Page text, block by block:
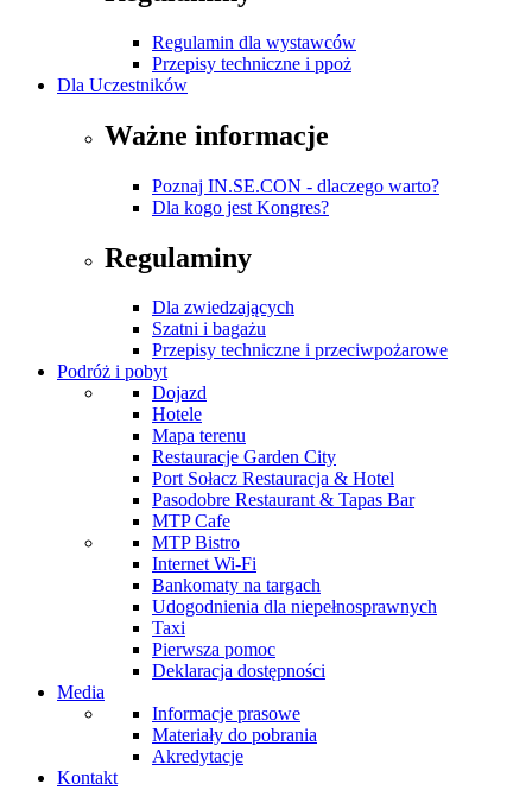
Regulamin dla wystawców
Przepisy techniczne i ppoż
Dla Uczestników
Ważne informacje
Poznaj IN.SE.CON - dlaczego warto?
Dla kogo jest Kongres?
Regulaminy
Dla zwiedzających
Szatni i bagażu
Przepisy techniczne i przeciwpożarowe
Podróż i pobyt
Dojazd
Hotele
Mapa terenu
Restauracje Garden City
Port Sołacz Restauracja & Hotel
Pasodobre Restaurant & Tapas Bar
MTP Cafe
MTP Bistro
Internet Wi-Fi
Bankomaty na targach
Udogodnienia dla niepełnosprawnych
Taxi
Pierwsza pomoc
Deklaracja dostępności
Media
Informacje prasowe
Materiały do pobrania
Akredytacje
Kontakt